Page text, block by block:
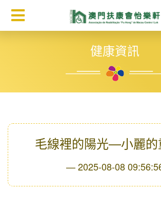
健康資訊
毛線裡的陽光—小麗的
2025-08-08